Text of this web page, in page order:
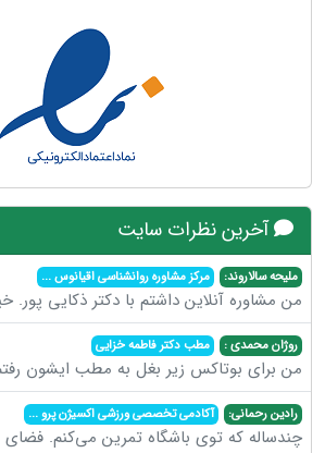
آخرین نظرات سایت
ملیحه سالاروند: مرکز مشاوره روانشناسی اقیانوس...
من مشاوره آنلاین داشتم با دکتر ذکایی پور.
روژان محمدی : مطب دکتر فاطمه خزایی
من برای بوتاکس زیر بغل به مطب ایشون
رادین رحمانی: آکادمی تخصصی ورزشی اکسیژن پرو...
چندساله که توی باشگاه تمرین می‌کنم. فضای